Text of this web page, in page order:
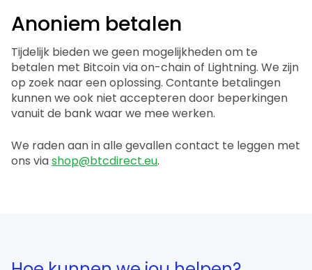
Anoniem betalen
Tijdelijk bieden we geen mogelijkheden om te
betalen met Bitcoin via on-chain of Lightning. We zijn
op zoek naar een oplossing. Contante betalingen
kunnen we ook niet accepteren door beperkingen
vanuit de bank waar we mee werken.
We raden aan in alle gevallen contact te leggen met
ons viashop@btcdirect.eu.